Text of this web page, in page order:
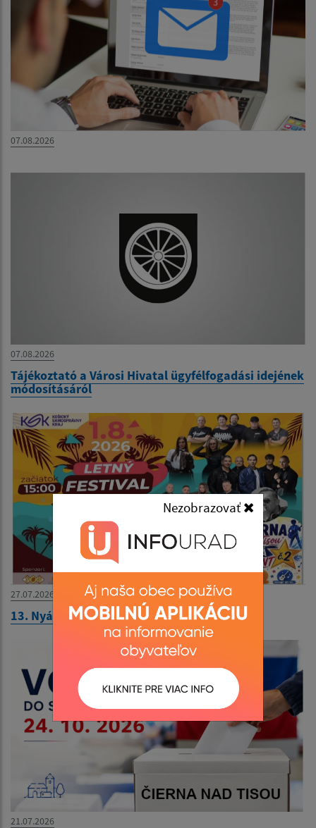
07.08.2026
07.08.2026
Tájékoztató a Városi Hivatal ügyfélfogadási idejének
módosításáról
27.07.2026
13. Nyári Fesztivál
21.07.2026
Nezobrazovať